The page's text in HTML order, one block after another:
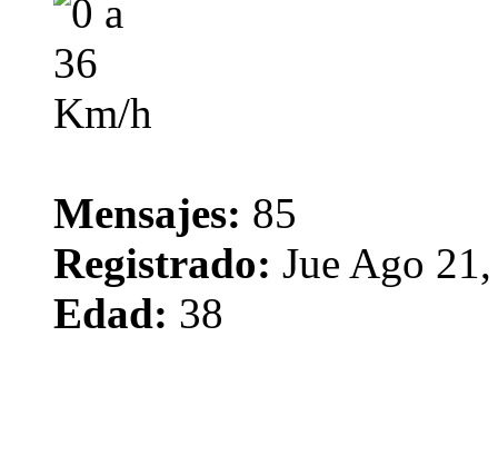
Mensajes: 85
Registrado: Jue Ago
Edad: 38